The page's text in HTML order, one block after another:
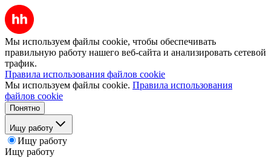
Мы используем файлы cookie, чтобы обеспечивать
правильную работу нашего веб-сайта и анализировать сетевой
трафик.
Правила использования файлов cookie
Мы используем файлы cookie. Правила использования
файлов cookie
Понятно
Ищу работу
Ищу работу
Ищу работу